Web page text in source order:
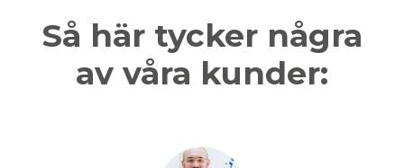
Så här tycker några
av våra kunder: